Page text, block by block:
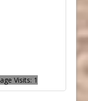
Visits: 1